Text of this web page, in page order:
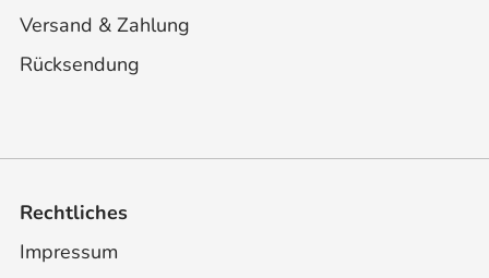
Versand & Zahlung
Rücksendung
Rechtliches
Impressum